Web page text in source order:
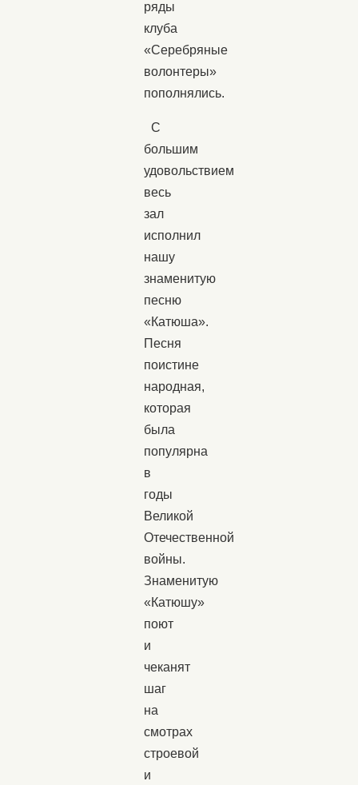
ряды
клуба
«Серебряные
волонтеры»
пополнялись.
С
большим
удовольствием
весь
зал
исполнил
нашу
знаменитую
песню
«Катюша».
Песня
поистине
народная,
которая
была
популярна
в
годы
Великой
Отечественной
войны.
Знаменитую
«Катюшу»
поют
и
чеканят
шаг
на
смотрах
строевой
и